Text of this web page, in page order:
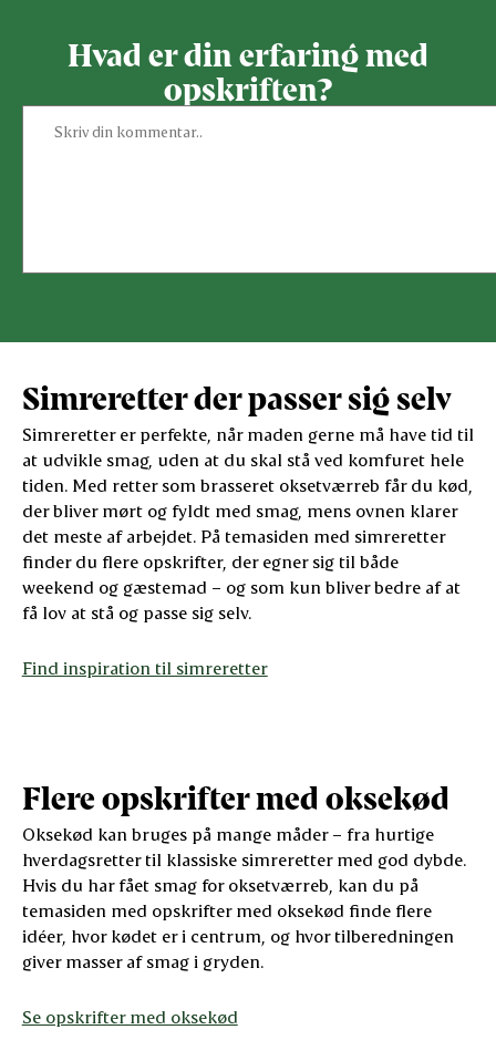
Hvad er din erfaring med
opskriften?
Simreretter der passer sig selv
Simreretter er perfekte, når maden gerne må have tid til
at udvikle smag, uden at du skal stå ved komfuret hele
tiden. Med retter som brasseret oksetværreb får du kød,
der bliver mørt og fyldt med smag, mens ovnen klarer
det meste af arbejdet. På temasiden med simreretter
finder du flere opskrifter, der egner sig til både
weekend og gæstemad – og som kun bliver bedre af at
få lov at stå og passe sig selv.
Find inspiration til simreretter
Flere opskrifter med oksekød
Oksekød kan bruges på mange måder – fra hurtige
hverdagsretter til klassiske simreretter med god dybde.
Hvis du har fået smag for oksetværreb, kan du på
temasiden med opskrifter med oksekød finde flere
idéer, hvor kødet er i centrum, og hvor tilberedningen
giver masser af smag i gryden.
Se opskrifter med oksekød